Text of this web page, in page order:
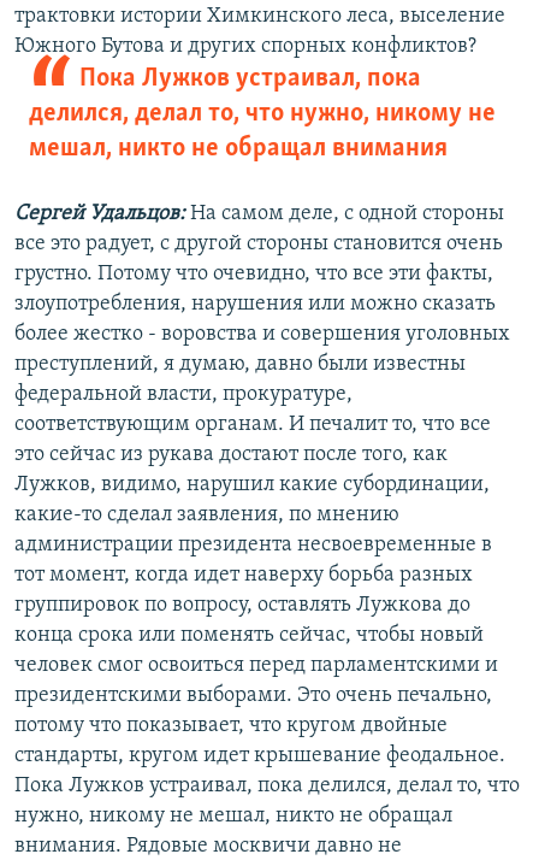
трактовки истории Химкинского леса, выселение
Южного Бутова и других спорных конфликтов?
Пока Лужков устраивал, пока
делился, делал то, что нужно, никому не
мешал, никто не обращал внимания
Сергей Удальцов:На самом деле, с одной стороны
все это радует, с другой стороны становится очень
грустно. Потому что очевидно, что все эти факты,
злоупотребления, нарушения или можно сказать
более жестко - воровства и совершения уголовных
преступлений, я думаю, давно были известны
федеральной власти, прокуратуре,
соответствующим органам. И печалит то, что все
это сейчас из рукава достают после того, как
Лужков, видимо, нарушил какие субординации,
какие-то сделал заявления, по мнению
администрации президента несвоевременные в
тот момент, когда идет наверху борьба разных
группировок по вопросу, оставлять Лужкова до
конца срока или поменять сейчас, чтобы новый
человек смог освоиться перед парламентскими и
президентскими выборами. Это очень печально,
потому что показывает, что кругом двойные
стандарты, кругом идет крышевание феодальное.
Пока Лужков устраивал, пока делился, делал то, что
нужно, никому не мешал, никто не обращал
внимания. Рядовые москвичи давно не